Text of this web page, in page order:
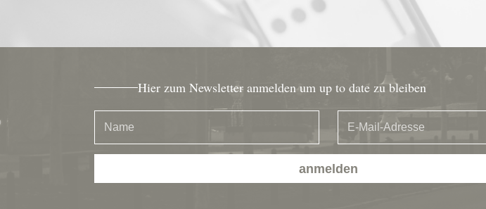
Hier zum Newsletter anmelden um up to date zu bleiben
anmelden